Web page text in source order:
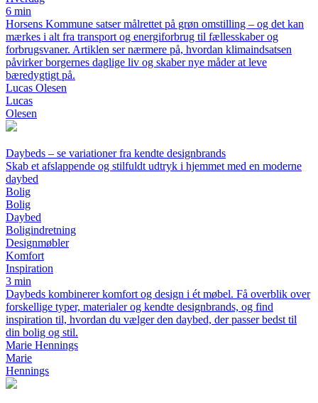
6 min
Horsens Kommune satser målrettet på grøn omstilling – og det kan
mærkes i alt fra transport og energiforbrug til fællesskaber og
forbrugsvaner. Artiklen ser nærmere på, hvordan klimaindsatsen
påvirker borgernes daglige liv og skaber nye måder at leve
bæredygtigt på.
Lucas Olesen
Lucas
Olesen
Daybeds – se variationer fra kendte designbrands
Skab et afslappende og stilfuldt udtryk i hjemmet med en moderne
daybed
Bolig
Bolig
Daybed
Boligindretning
Designmøbler
Komfort
Inspiration
3 min
Daybeds kombinerer komfort og design i ét møbel. Få overblik over
forskellige typer, materialer og kendte designbrands, og find
inspiration til, hvordan du vælger den daybed, der passer bedst til
din bolig og stil.
Marie Hennings
Marie
Hennings